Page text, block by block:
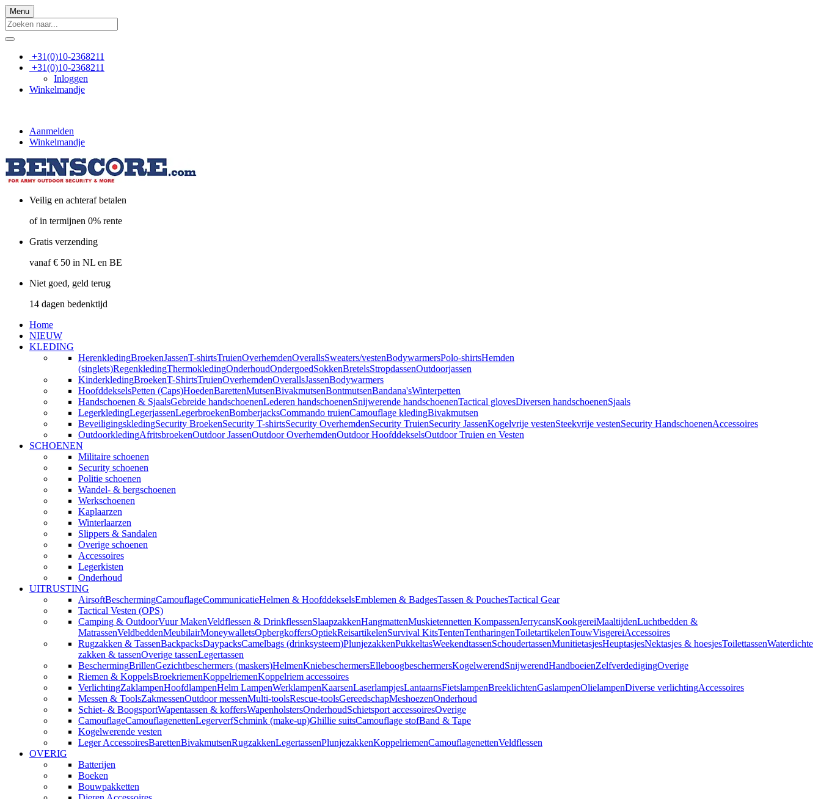
Menu
+31(0)10-2368211
+31(0)10-2368211
Inloggen
Winkelmandje
Aanmelden
Winkelmandje
Veilig en achteraf betalen
of in termijnen 0% rente
Gratis verzending
vanaf € 50 in NL en BE
Niet goed, geld terug
14 dagen bedenktijd
Home
NIEUW
KLEDING
HerenkledingBroekenJassenT-shirtsTruienOverhemdenOverallsSweaters/vestenBodywarmersPolo-shirtsHemden
(singlets)RegenkledingThermokledingOnderhoudOndergoedSokkenBretelsStropdassenOutdoorjassen
KinderkledingBroekenT-ShirtsTruienOverhemdenOverallsJassenBodywarmers
HoofddekselsPetten (Caps)HoedenBarettenMutsenBivakmutsenBontmutsenBandana'sWinterpetten
Handschoenen & SjaalsGebreide handschoenenLederen handschoenenSnijwerende handschoenenTactical glovesDiversen handschoenenSjaals
LegerkledingLegerjassenLegerbroekenBomberjacksCommando truienCamouflage kledingBivakmutsen
BeveiligingskledingSecurity BroekenSecurity T-shirtsSecurity OverhemdenSecurity TruienSecurity JassenKogelvrije vestenSteekvrije vestenSecurity HandschoenenAccessoires
OutdoorkledingAfritsbroekenOutdoor JassenOutdoor OverhemdenOutdoor HoofddekselsOutdoor Truien en Vesten
SCHOENEN
Militaire schoenen
Security schoenen
Politie schoenen
Wandel- & bergschoenen
Werkschoenen
Kaplaarzen
Winterlaarzen
Slippers & Sandalen
Overige schoenen
Accessoires
Legerkisten
Onderhoud
UITRUSTING
AirsoftBeschermingCamouflageCommunicatieHelmen & HoofddekselsEmblemen & BadgesTassen & PouchesTactical Gear
Tactical Vesten (OPS)
Camping & OutdoorVuur MakenVeldflessen & DrinkflessenSlaapzakkenHangmattenMuskietennetten KompassenJerrycansKookgereiMaaltijdenLuchtbedden &
MatrassenVeldbeddenMeubilairMoneywalletsOpbergkoffersOptiekReisartikelenSurvival KitsTentenTentharingenToiletartikelenTouwVisgereiAccessoires
Rugzakken & TassenBackpacksDaypacksCamelbags (drinksysteem)PlunjezakkenPukkeltasWeekendtassenSchoudertassenMunitietasjesHeuptasjesNektasjes & hoesjesToilettassenWaterdichte
zakken & tassenOverige tassenLegertassen
BeschermingBrillenGezichtbeschermers (maskers)HelmenKniebeschermersElleboogbeschermersKogelwerendSnijwerendHandboeienZelfverdedigingOverige
Riemen & KoppelsBroekriemenKoppelriemenKoppelriem accessoires
VerlichtingZaklampenHoofdlampenHelm LampenWerklampenKaarsenLaserlampjesLantaarnsFietslampenBreeklichtenGaslampenOlielampenDiverse verlichtingAccessoires
Messen & ToolsZakmessenOutdoor messenMulti-toolsRescue-toolsGereedschapMeshoezenOnderhoud
Schiet- & BoogsportWapentassen & koffersWapenholstersOnderhoudSchietsport accessoiresOverige
CamouflageCamouflagenettenLegerverfSchmink (make-up)Ghillie suitsCamouflage stofBand & Tape
Kogelwerende vesten
Leger AccessoiresBarettenBivakmutsenRugzakkenLegertassenPlunjezakkenKoppelriemenCamouflagenettenVeldflessen
OVERIG
Batterijen
Boeken
Bouwpakketten